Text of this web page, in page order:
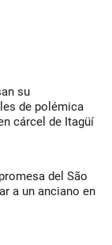
su
de polémica
cárcel de Itagüí
del São
a un anciano en